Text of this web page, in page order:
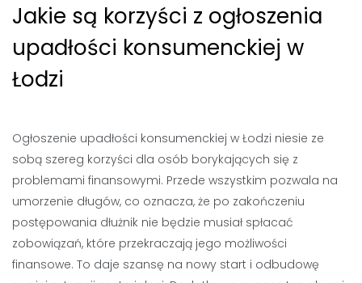
Jakie są korzyści z ogłoszenia
upadłości konsumenckiej w
Łodzi
Ogłoszenie upadłości konsumenckiej w Łodzi niesie ze
sobą szereg korzyści dla osób borykających się z
problemami finansowymi. Przede wszystkim pozwala na
umorzenie długów, co oznacza, że po zakończeniu
postępowania dłużnik nie będzie musiał spłacać
zobowiązań, które przekraczają jego możliwości
finansowe. To daje szansę na nowy start i odbudowę